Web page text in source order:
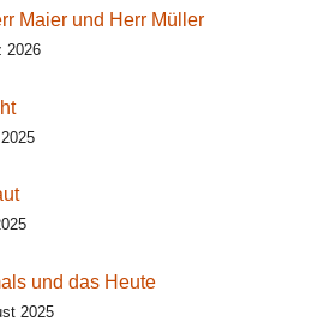
Maier und Herr Müller
2026
und das Heute
2025